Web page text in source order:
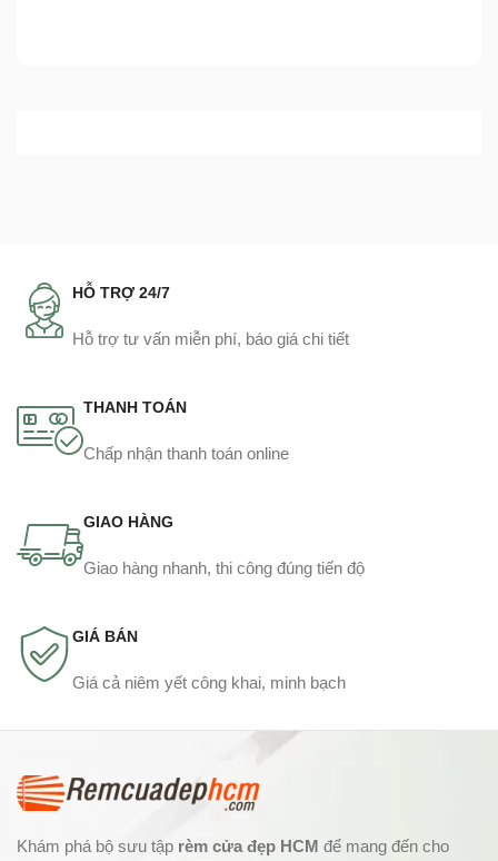
HỖ TRỢ 24/7
Hỗ trợ tư vấn miễn phí, báo giá chi tiết
THANH TOÁN
Chấp nhận thanh toán online
GIAO HÀNG
Giao hàng nhanh, thi công đúng tiến độ
GIÁ BÁN
Giá cả niêm yết công khai, minh bạch
Khám phá bộ sưu tập rèm cửa đẹp HCM để mang đến cho